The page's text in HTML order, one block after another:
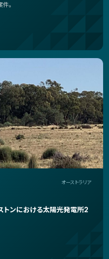
。
オーストラリア
トンにおける太陽光発電所2